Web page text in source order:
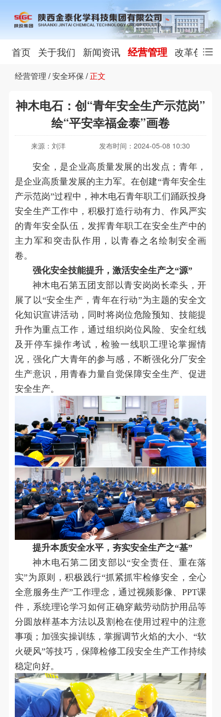
首页 关于我们 新闻资讯 经营管理 改革创新
经营管理 /安全环保 / 正文
神木电石：创“青年安全生产示范岗”
绘“平安幸福金泰”画卷
来源：刘洋 发布时间：2024-05-08 10:30
安全，是企业高质量发展的出发点；青年，
是企业高质量发展的主力军。在创建“青年安全生
产示范岗”过程中，神木电石青年职工们踊跃投身
安全生产工作中，积极打造行动有力、作风严实
的青年安全队伍，发挥青年职工在安全生产中的
主力军和突击队作用，以青春之名绘制安全画
卷。
强化安全技能提升，激活安全生产之“源”
神木电石第五团支部以青安岗岗长牵头，开
展了以“安全生产，青年在行动”为主题的安全文
化知识宣讲活动，同时将岗位危险预知、技能提
升作为重点工作，通过组织岗位风险、安全红线
及开停车操作考试，检验一线职工理论掌握情
况，强化广大青年的参与感，不断强化分厂安全
生产意识，用青春力量自觉保障安全生产、促进
安全生产。
提升本质安全水平，夯实安全生产之“基”
神木电石第二团支部以“安全责任、重在落
实”为原则，积极践行“抓紧抓牢检修安全，全心
全意服务生产”工作理念，通过视频影像、PPT课
件，系统理论学习如何正确穿戴劳动防护用品等
分圆放样基本方法以及割枪在使用过程中的注意
事项；加强实操训练，掌握调节火焰的大小、“软
火硬风”等技巧，保障检修工段安全生产工作持续
稳定向好。